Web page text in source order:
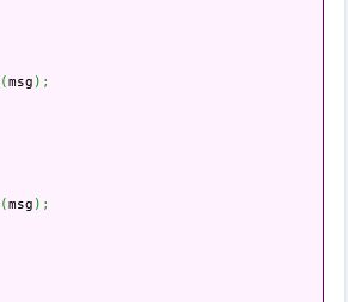
(msg ) ;
(msg ) ;